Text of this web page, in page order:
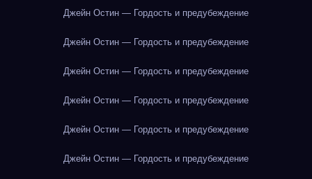
Джейн Остин — Гордость и предубеждение
Джейн Остин — Гордость и предубеждение
Джейн Остин — Гордость и предубеждение
Джейн Остин — Гордость и предубеждение
Джейн Остин — Гордость и предубеждение
Джейн Остин — Гордость и предубеждение